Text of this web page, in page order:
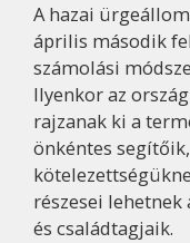
A hazai
április második
számolási
Ilyenkor az
rajzanak ki a
önkéntes
részesei
és családtagjaik.